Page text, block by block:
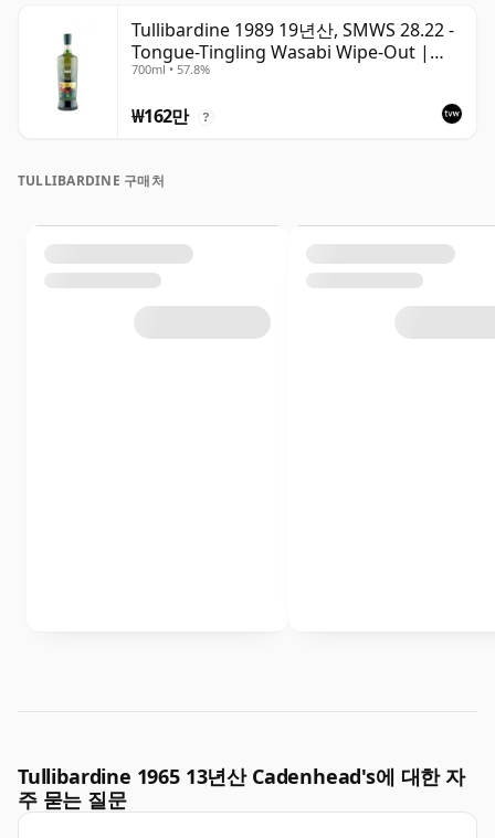
Tullibardine 1989 19년산, SMWS 28.22 -
Tongue-Tingling Wasabi Wipe-Out |
Single Highland Malt Whisky | 57.8% |
700ml • 57.8%
₩162만 ?
TULLIBARDINE 구매처
Tullibardine 1965 13년산 Cadenhead's에 대한 자
주 묻는 질문